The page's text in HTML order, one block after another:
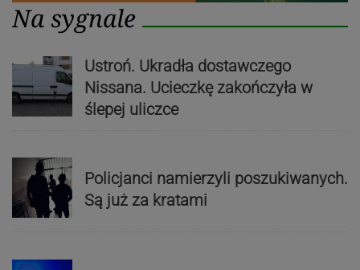
Na sygnale
Ustroń. Ukradła dostawczego
Nissana. Ucieczkę zakończyła w
ślepej uliczce
Policjanci namierzyli poszukiwanych.
Są już za kratami